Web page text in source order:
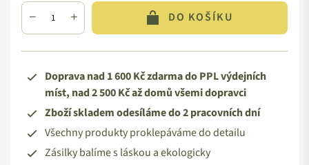
DO KOŠÍKU
Doprava nad 1 600 Kč zdarma do PPL výdejních
míst, nad 2 500 Kč až domů všemi dopravci
Zboží skladem odesíláme do 2 pracovních dní
Všechny produkty proklepáváme do detailu
Zásilky balíme s láskou a ekologicky